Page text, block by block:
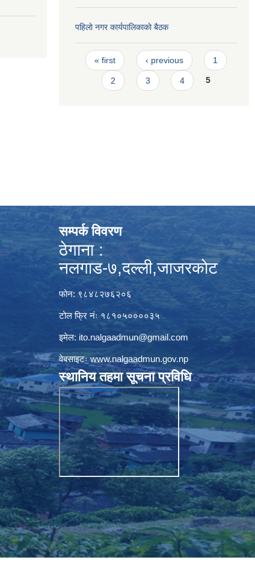
पहिलाे नगर कार्यपालिकाकाे बैठक
Pages
« first ‹ previous 1
2 3 4 5
सम्पर्क विवरण
ठेगाना :
नलगाड-७,दल्ली,जाजरकाेट
फोन: ९८४८२७६२०६
टोल फ्रि नंः १८१०५००००३५
इमेल: ito.nalgaadmun@gmail.com
वेबसाइटःwww.nalgaadmun.gov.np
स्थानिय तहमा सूचना प्रविधि